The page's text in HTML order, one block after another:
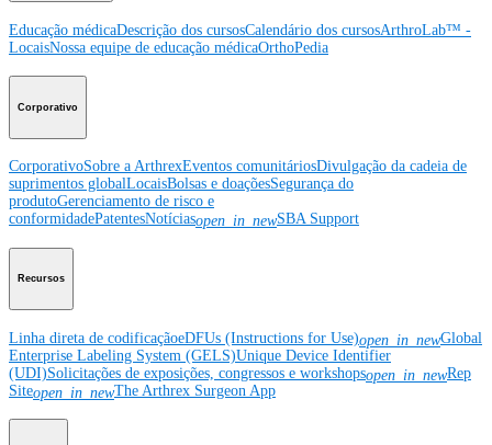
Educação médicaDescrição dos cursosCalendário dos cursosArthroLab™ -
LocaisNossa equipe de educação médicaOrthoPedia
Corporativo
CorporativoSobre a ArthrexEventos comunitáriosDivulgação da cadeia de
suprimentos globalLocaisBolsas e doaçõesSegurança do
produtoGerenciamento de risco e
conformidadePatentesNotíciasopen_in_newSBA Support
Recursos
Linha direta de codificaçãoeDFUs (Instructions for Use)open_in_newGlobal
Enterprise Labeling System (GELS)Unique Device Identifier
(UDI)Solicitações de exposições, congressos e workshopsopen_in_newRep
Siteopen_in_newThe Arthrex Surgeon App